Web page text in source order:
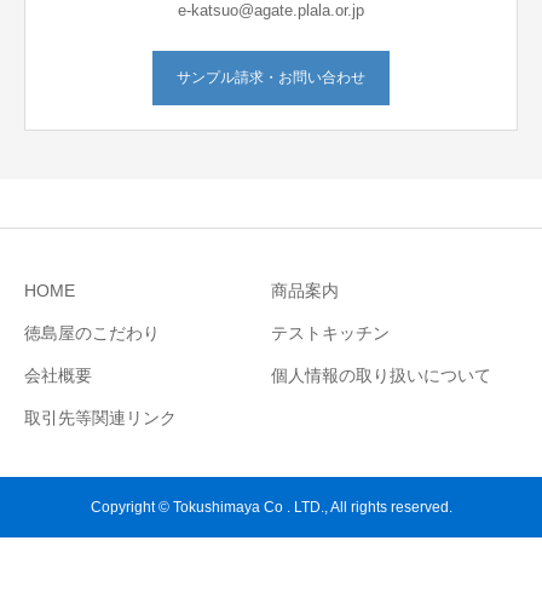
e-katsuo@agate.plala.or.jp
サンプル請求・お問い合わせ
HOME 商品案内
徳島屋のこだわり テストキッチン
会社概要 個人情報の取り扱いについて
取引先等関連リンク
Copyright © Tokushimaya Co . LTD., All rights reserved.